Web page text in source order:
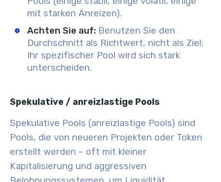
mit starken Anreizen).
Achten Sie auf: Benutzen Sie den
Durchschnitt als Richtwert, nicht als Ziel:
Ihr spezifischer Pool wird sich stark
unterscheiden.
Spekulative / anreizlastige Pools
Spekulative Pools (anreizlastige Pools) sind
Pools, die von neueren Projekten oder Token
erstellt werden – oft mit kleiner
Kapitalisierung und aggressiven